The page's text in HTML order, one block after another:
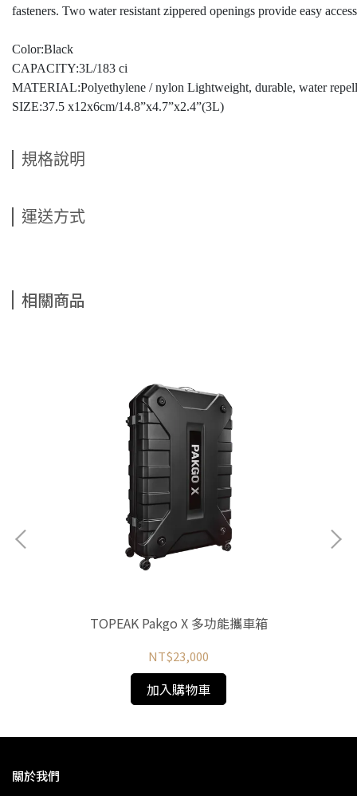
fasteners. Two water resistant zippered openings provide easy
Color:Black
CAPACITY:3L/183 ci
MATERIAL:Polyethylene / nylon Lightweight, durable, water
SIZE:37.5 x12x6cm/14.8”x4.7”x2.4”(3L)
規格說明
運送方式
相關商品
TOPEAK Pakgo X 多功能攜車箱
NT$23,000
加入購物車
關於我們